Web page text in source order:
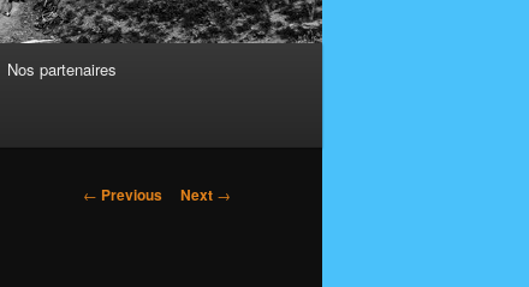
Nos partenaires
Post
← Previous Next →